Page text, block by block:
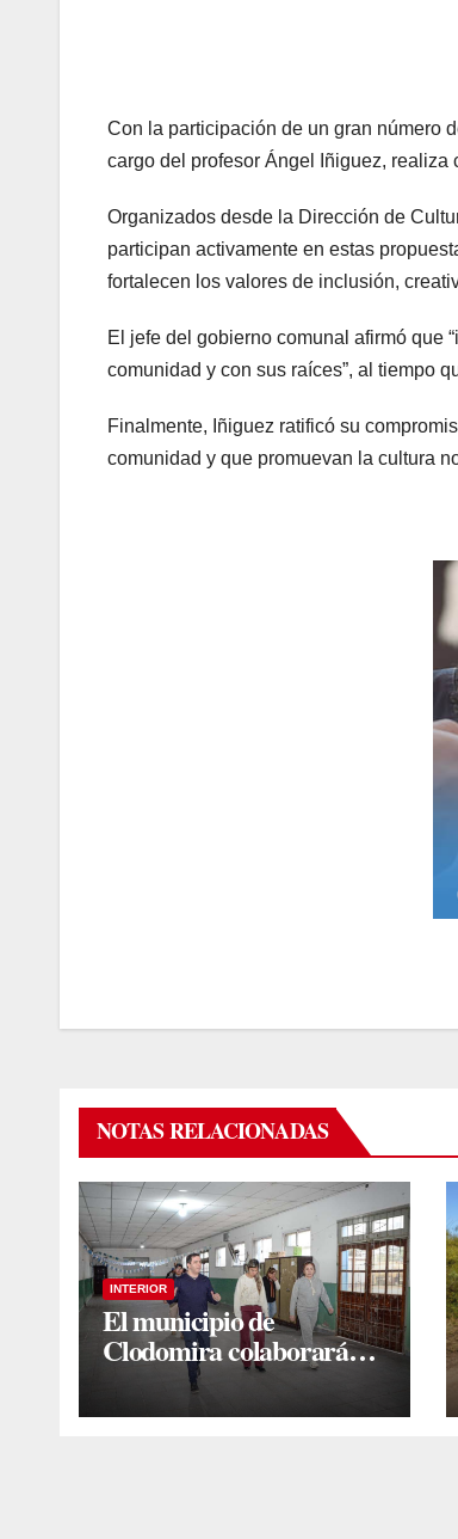
Con la participación de un gran número
cargo del profesor Ángel Iñiguez, realiza
Organizados desde la Dirección de
participan activamente en estas
fortalecen los valores de inclusión,
El jefe del gobierno comunal afirmó que
comunidad y con sus raíces”, al tiempo
Finalmente, Iñiguez ratificó su
comunidad y que promuevan la cultura
NOTAS RELACIONADAS
INTERIOR
El municipio de
Clodomira colaborará
con mejoras edilicias en la
Escuela N° 754 “Dr. José